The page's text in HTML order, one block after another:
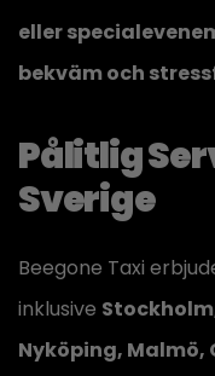
eller
bekväm och
Pålitlig
Sverige
Beegone Taxi
inklusive
Nyköping, Malmö,